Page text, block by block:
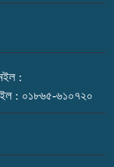
:
: ০১৮৬৫-৬১০৭২০